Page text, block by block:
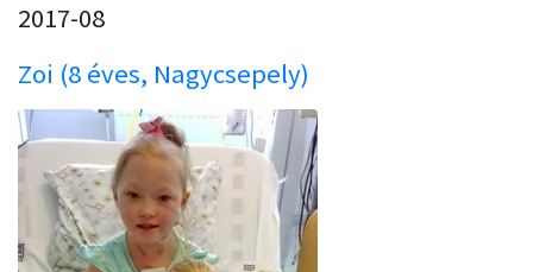
2017-08
Zoi (8 éves, Nagycsepely)